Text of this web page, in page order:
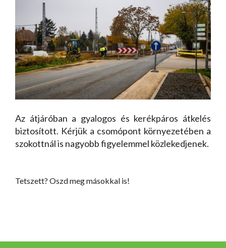
Az átjáróban a gyalogos és kerékpáros átkelés
biztosított. Kérjük a csomópont környezetében a
szokottnál is nagyobb figyelemmel közlekedjenek.
Tetszett? Oszd meg másokkal is!